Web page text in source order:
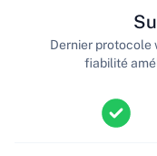
Dernier protocole
fiabilité